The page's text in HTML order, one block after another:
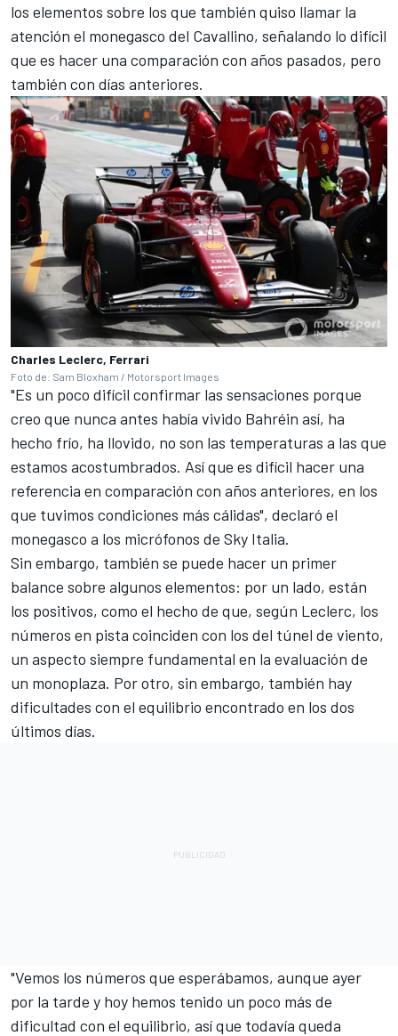
los elementos sobre los que también quiso llamar la
atención el monegasco del Cavallino, señalando lo difícil
que es hacer una comparación con años pasados, pero
también con días anteriores.
Charles Leclerc, Ferrari
Foto de: Sam Bloxham / Motorsport Images
"Es un poco difícil confirmar las sensaciones porque
creo que nunca antes había vivido Bahréin así, ha
hecho frío, ha llovido, no son las temperaturas a las que
estamos acostumbrados. Así que es difícil hacer una
referencia en comparación con años anteriores, en los
que tuvimos condiciones más cálidas", declaró el
monegasco a los micrófonos de Sky Italia.
Sin embargo, también se puede hacer un primer
balance sobre algunos elementos: por un lado, están
los positivos, como el hecho de que, según Leclerc, los
números en pista coinciden con los del túnel de viento,
un aspecto siempre fundamental en la evaluación de
un monoplaza. Por otro, sin embargo, también hay
dificultades con el equilibrio encontrado en los dos
últimos días.
"Vemos los números que esperábamos, aunque ayer
por la tarde y hoy hemos tenido un poco más de
dificultad con el equilibrio, así que todavía queda